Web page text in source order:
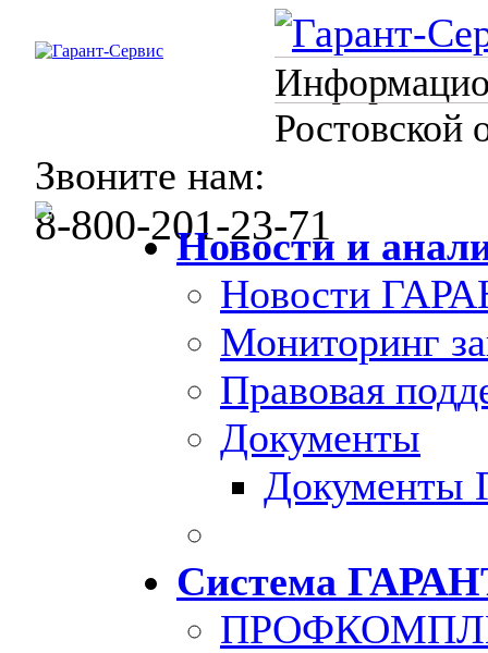
Ростовской
Звоните нам:
8-800-201-23-71
Новости и
Новости
Мониторинг
Правовая
Документы
Документы
Система